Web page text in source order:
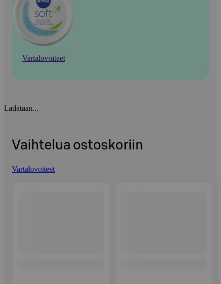
Vartalovoiteet
Ladataan...
Vaihtelua ostoskoriin
Vartalovoiteet